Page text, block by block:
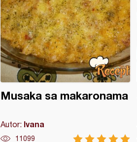
Musaka sa makaronama
Autor: Ivana
11099